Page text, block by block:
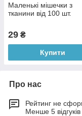
Маленькі мішечки з
тканини від 100 шт.
29 ₴
Купити
Про нас
Рейтинг не
Менше 5 відгуків